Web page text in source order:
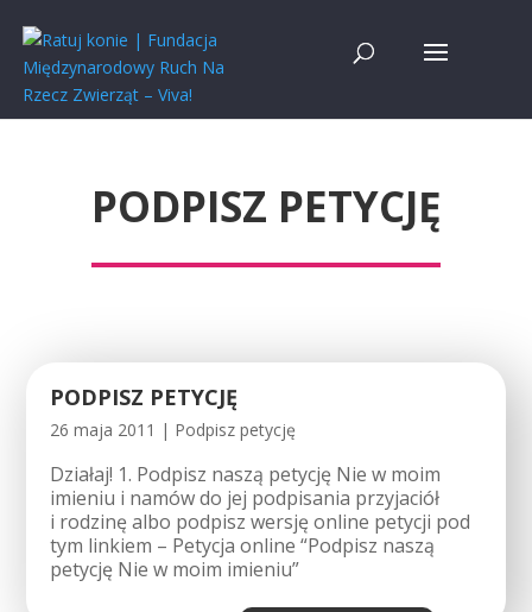
PODPISZ PETYCJĘ
PODPISZ PETYCJĘ
26 maja 2011 | Podpisz petycję
Działaj! 1. Podpisz naszą petycję Nie w moim
imieniu i namów do jej podpisania przyjaciół
i rodzinę albo podpisz wersję online petycji pod
tym linkiem – Petycja online “Podpisz naszą
petycję Nie w moim imieniu”